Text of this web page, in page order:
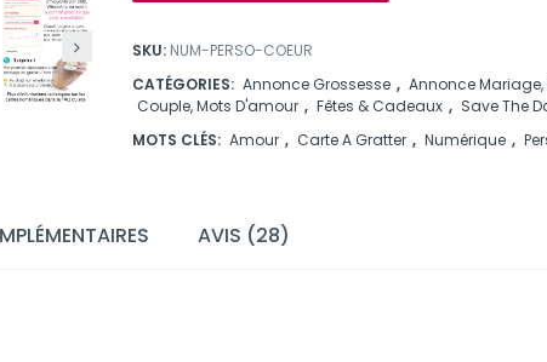
de
SKU: NUM-PERSO-COEUR
CATÉGORIES: Annonce Grossesse , Annonce Mariage,
Couple, Mots D'amour , Fêtes & Cadeaux , Save The
MOTS CLÉS: Amour , Carte A Gratter , Numérique ,
AVIS (28)